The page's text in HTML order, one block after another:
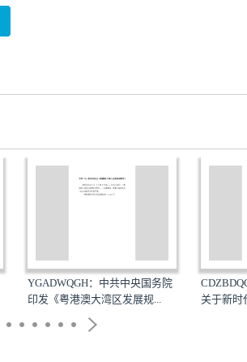
央国务院
展规...
CDZBDQGZ：中共中央国务院
关于新时代推动中部地区高...